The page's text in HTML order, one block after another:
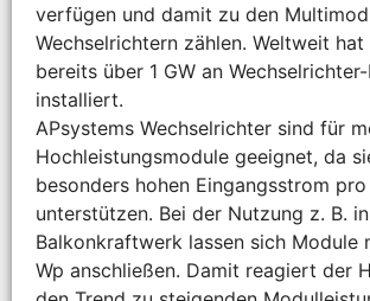
verfügen und damit zu den
Wechselrichtern zählen. Weltweit hat
bereits über 1 GW an
installiert.
APsystems Wechselrichter sind für
Hochleistungsmodule geeignet, da
besonders hohen Eingangsstrom
unterstützen. Bei der Nutzung z. B.
Balkonkraftwerk lassen sich Module
Wp anschließen. Damit reagiert der